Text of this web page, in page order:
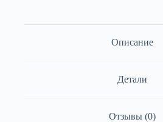
Описание
Детали
Отзывы (0)